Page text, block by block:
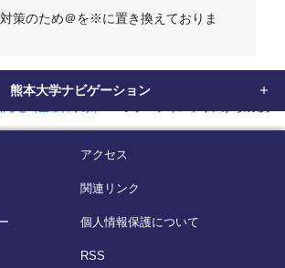
対策のため＠を※に置き換えておりま
熊本大学ナビゲーション
アクセス
関連リンク
個人情報保護について
RSS